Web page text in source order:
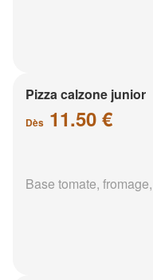
Pizza calzone junior
Dès 11.50 €
Base tomate,